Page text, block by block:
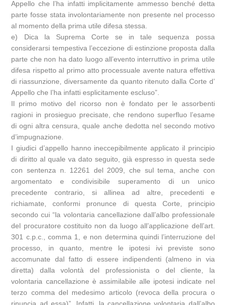
Appello che l’ha infatti implicitamente ammesso benché detta
parte fosse stata involontariamente non presente nel processo
al momento della prima utile difesa stessa.
e) Dica la Suprema Corte se in tale sequenza possa
considerarsi tempestiva l’eccezione di estinzione proposta dalla
parte che non ha dato luogo all’evento interruttivo in prima utile
difesa rispetto al primo atto processuale avente natura effettiva
di riassunzione, diversamente da quanto ritenuto dalla Corte d’
Appello che l’ha infatti esplicitamente escluso”.
Il primo motivo del ricorso non è fondato per le assorbenti
ragioni in prosieguo precisate, che rendono superfluo l’esame
di ogni altra censura, quale anche dedotta nel secondo motivo
d’impugnazione.
I giudici d’appello hanno ineccepibilmente applicato il principio
di diritto al quale va dato seguito, già espresso in questa sede
con sentenza n. 12261 del 2009, che sul tema, anche con
argomentato e condivisibile superamento di un unico
precedente contrario, si allinea ad altre, precedenti e
richiamate, conformi pronunce di questa Corte, principio
secondo cui “la volontaria cancellazione dall’albo professionale
del procuratore costituito non da luogo all’applicazione dell’art.
301 c.p.c., comma 1, e non determina quindi l’interruzione del
processo, in quanto, mentre le ipotesi ivi previste sono
accomunate dal fatto di essere indipendenti (almeno in via
diretta) dalla volontà del professionista o del cliente, la
volontaria cancellazione è assimilabile alle ipotesi indicate nel
terzo comma del medesimo articolo (revoca della procura o